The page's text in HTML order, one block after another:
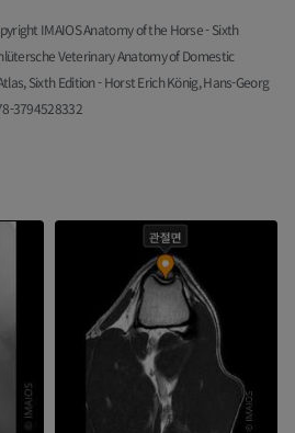
IMAIOS Anatomy of the Horse - Sixth
Veterinary Anatomy of Domestic
Sixth Edition - Horst Erich König, Hans-Georg
3794528332